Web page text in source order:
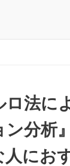
ロ法に
分析
にお